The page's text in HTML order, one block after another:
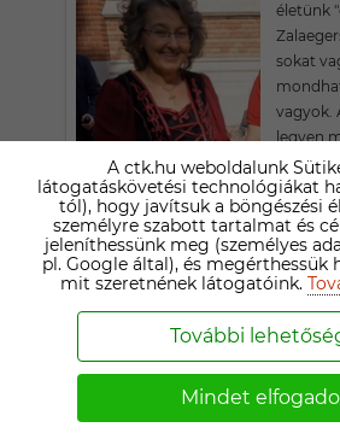
életünk
sokat
vagyok.
legyen
fontos
Amúgy
spontán
nyított,
hívő
vagyok,
A ctk.hu weboldalunk
látogatáskövetési technológiákat
tól), hogy javítsuk a böngészési
személyre szabott tartalmat és
jeleníthessünk meg (személyes
pl. Google által), és megérthessük
mit szeretnének látogatóink.
További
Mindet